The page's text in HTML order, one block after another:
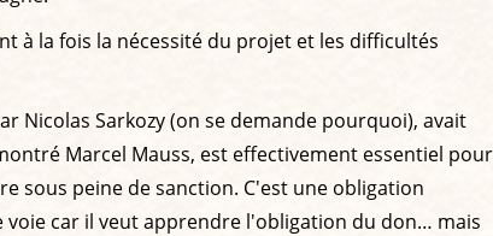
à la fois la nécessité du projet et les difficultés
Nicolas Sarkozy (on se demande pourquoi), avait
Marcel Mauss, est effectivement essentiel pour
sous peine de sanction. C'est une obligation
car il veut apprendre l'obligation du don… mais